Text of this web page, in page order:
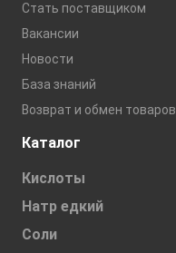
Стать поставщиком
Вакансии
Новости
База знаний
Возврат и обмен товаров
Каталог
Кислоты
Натр едкий
Соли